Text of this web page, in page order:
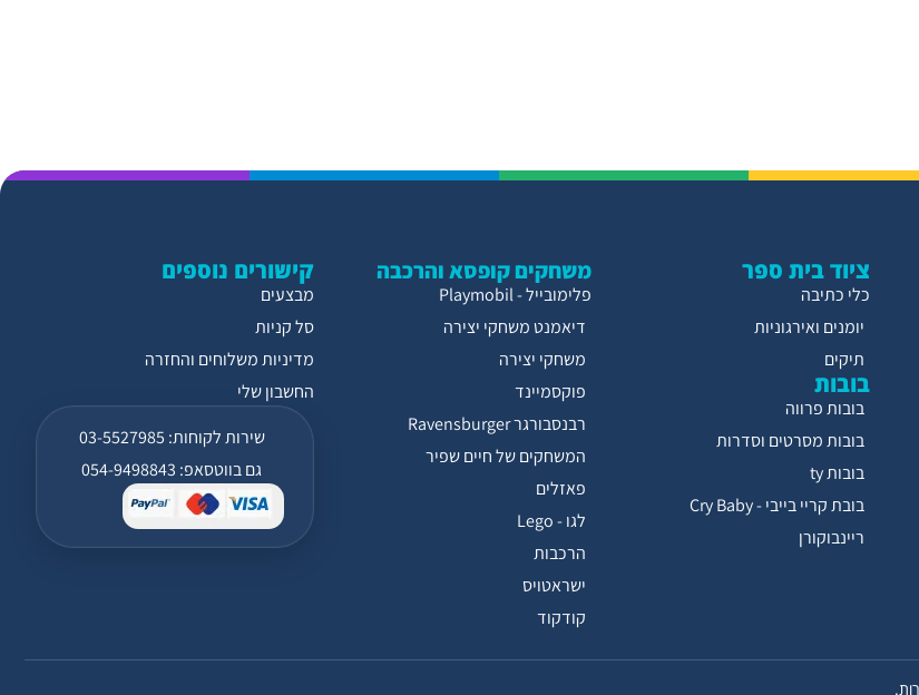
קישורים נוספים
מבצעים
סל קניות
מדיניות משלוחים והחזרה
החשבון שלי
שירות לקוחות: 03-5527985
גם בווטסאפ: 054-9498843
משחקים קופסא והרכבה
פלימובייל - Playmobil
דיאמנט משחקי יצירה
משחקי יצירה
פוקסמיינד
רבנסבורגר Ravensburger
המשחקים של חיים שפיר
פאזלים
לגו - Lego
הרכבות
ישראטויס
קודקוד
ציוד בית ספר
כלי כתיבה
יומנים ואירגוניות
תיקים
בובות
בובות פרווה
בובות מסרטים וסדרות
בובות ty
בובת קריי בייבי - Cry Baby
ריינבוקורן